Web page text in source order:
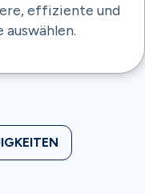
effiziente und